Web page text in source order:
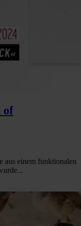
of
aus einem funktionalen